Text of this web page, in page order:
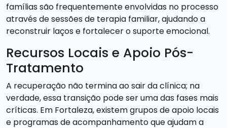
famílias são frequentemente envolvidas no processo
através de sessões de terapia familiar, ajudando a
reconstruir laços e fortalecer o suporte emocional.
Recursos Locais e Apoio Pós-
Tratamento
A recuperação não termina ao sair da clínica; na
verdade, essa transição pode ser uma das fases mais
críticas. Em Fortaleza, existem grupos de apoio locais
e programas de acompanhamento que ajudam a